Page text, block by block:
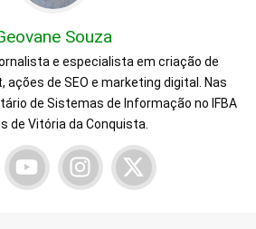
Souza
e especialista em criação de
de SEO e marketing digital. Nas
de Sistemas de Informação no IFBA
de Vitória da Conquista.